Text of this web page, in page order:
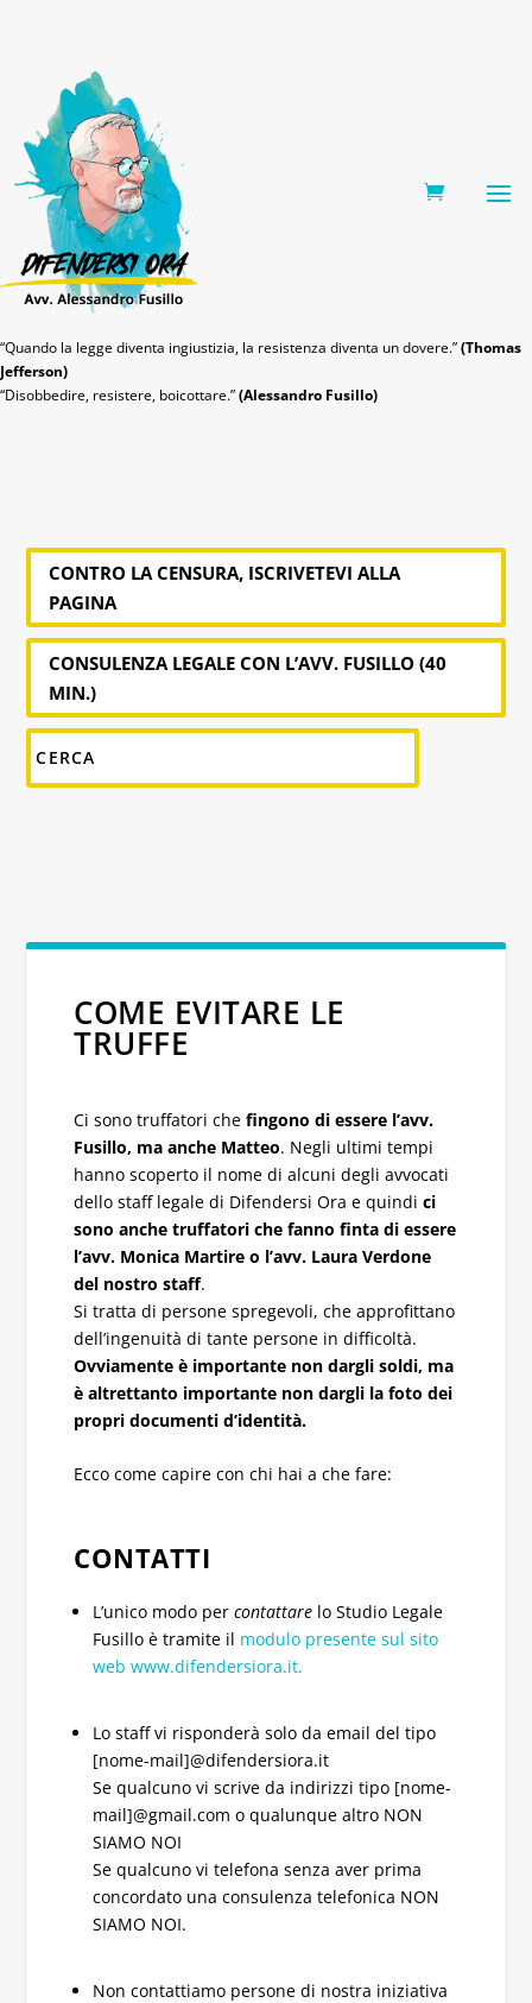
“Quando la legge diventa ingiustizia, la resistenza diventa un dovere.”(Thomas
Jefferson)
“Disobbedire, resistere, boicottare.”(Alessandro Fusillo)
CONTRO LA CENSURA, ISCRIVETEVI ALLA
PAGINA
CONSULENZA LEGALE CON L’AVV. FUSILLO (40
MIN.)
COME EVITARE LE
TRUFFE
Ci sono truffatori chefingono di essere l’avv.
Fusillo, ma anche Matteo. Negli ultimi tempi
hanno scoperto il nome di alcuni degli avvocati
dello staff legale di Difendersi Ora e quindici
sono anche truffatori che fanno finta di essere
l’avv. Monica Martire o l’avv. Laura Verdone
del nostro staff.
Si tratta di persone spregevoli, che approfittano
dell’ingenuità di tante persone in difficoltà.
Ovviamente è importante non dargli soldi, ma
è altrettanto importante non dargli la foto dei
propri documenti d’identità.
Ecco come capire con chi hai a che fare:
CONTATTI
L’unico modo percontattare lo Studio Legale
Fusillo è tramite il modulo presente sul sito
web www.difendersiora.it.
Lo staff vi risponderà solo da email del tipo
[nome-mail]@difendersiora.it
Se qualcuno vi scrive da indirizzi tipo [nome-
mail]@gmail.com o qualunque altro NON
SIAMO NOI
Se qualcuno vi telefona senza aver prima
concordato una consulenza telefonica NON
SIAMO NOI.
Non contattiamo persone di nostra iniziativa